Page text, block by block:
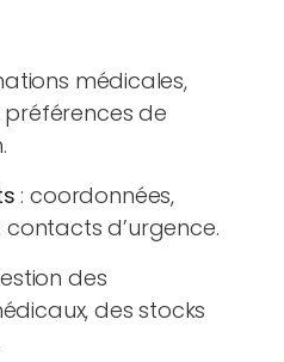
médicales,
de
: coordonnées,
d’urgence.
des
des stocks